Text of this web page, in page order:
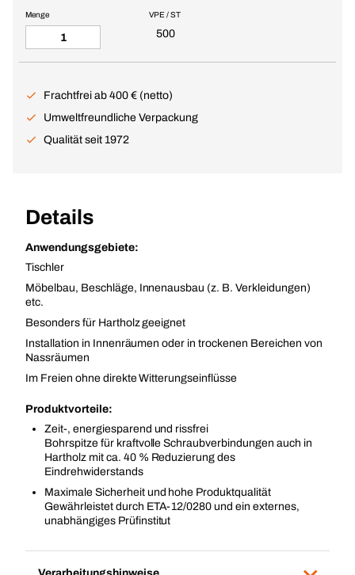
VPE / ST
500
Menge
Frachtfrei ab 400 € (netto)
Umweltfreundliche Verpackung
Qualität seit 1972
Details
Anwendungsgebiete:
Tischler
Möbelbau, Beschläge, Innenausbau (z. B. Verkleidungen)
etc.
Besonders für Hartholz geeignet
Installation in Innenräumen oder in trockenen Bereichen von
Nassräumen
Im Freien ohne direkte Witterungseinflüsse
Produktvorteile:
Zeit-, energiesparend und rissfrei
Bohrspitze für kraftvolle Schraubverbindungen auch in
Hartholz mit ca. 40 % Reduzierung des
Eindrehwiderstands
Maximale Sicherheit und hohe Produktqualität
Gewährleistet durch ETA-12/0280 und ein externes,
unabhängiges Prüfinstitut
Verarbeitungshinweise